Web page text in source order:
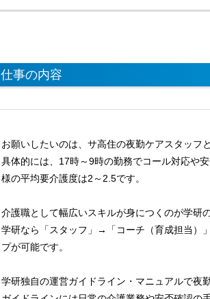
仕事の内容
お願いしたいのは、サ高住の夜勤ケアスタッフ
具体的には、17時～9時の勤務でコール対応や
様の平均要介護度は2～2.5です。
介護職として幅広いスキルが身につくのが学研
学研なら「スタッフ」→「コーチ（育成担当）
プが可能です。
学研独自の運営ガイドライン・マニュアルで夜